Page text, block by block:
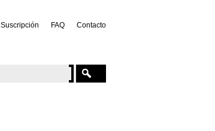
Suscripción FAQ Contacto